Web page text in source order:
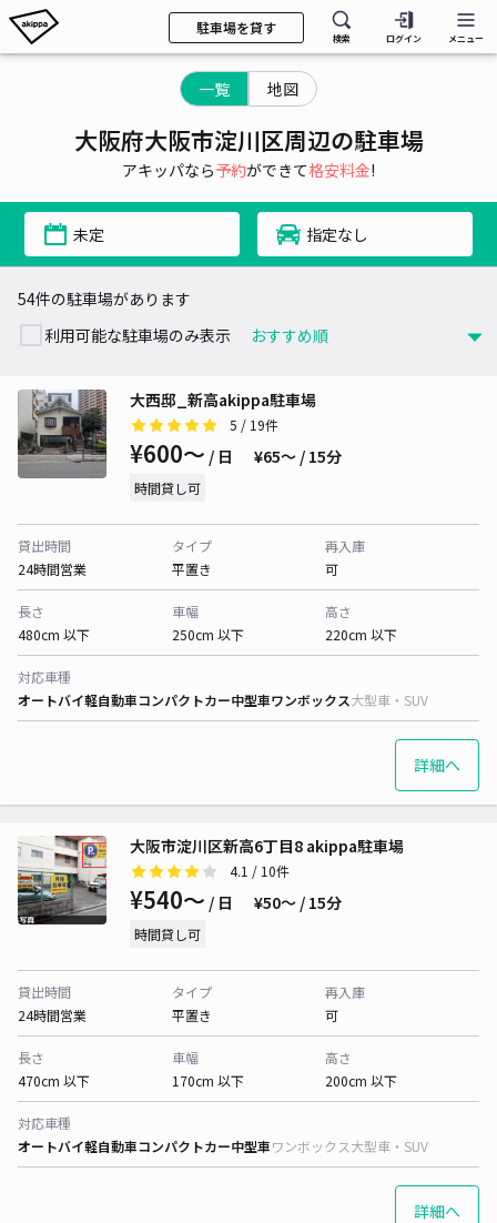
駐車場を貸す
検索 ログイン メニュー
一覧 地図
大阪府大阪市淀川区周辺の駐車場
アキッパなら予約ができて格安料金!
未定 指定なし
54件の駐車場があります
利用可能な駐車場のみ表示
大西邸_新高akippa駐車場
5 / 19件
¥600〜 / 日 ¥65〜 / 15分
時間貸し可
貸出時間
24時間営業
タイプ
平置き
再入庫
可
長さ
480cm 以下
車幅
250cm 以下
高さ
220cm 以下
対応車種
オートバイ軽自動車コンパクトカー中型車ワンボックス大型車・SUV
詳細へ
大阪市淀川区新高6丁目8 akippa駐車場
4.1 / 10件
¥540〜 / 日 ¥50〜 / 15分
時間貸し可
貸出時間
24時間営業
タイプ
平置き
再入庫
可
長さ
470cm 以下
車幅
170cm 以下
高さ
200cm 以下
対応車種
オートバイ軽自動車コンパクトカー中型車ワンボックス大型車・SUV
詳細へ